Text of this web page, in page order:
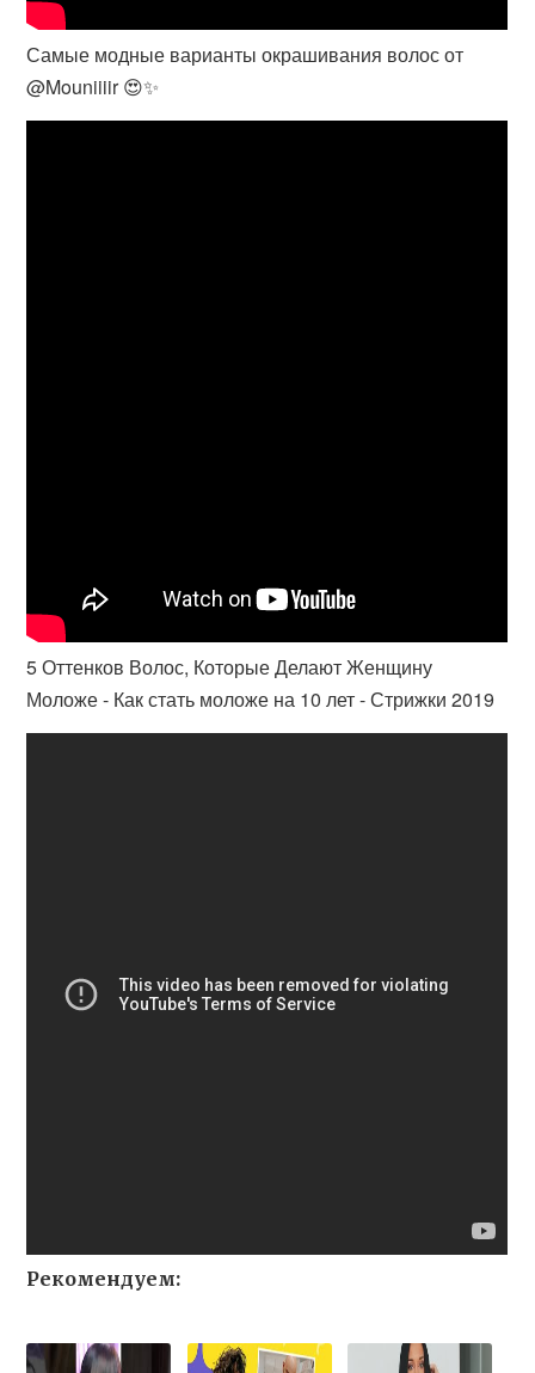
Самые модные варианты окрашивания волос от
@Mouniiiir 😍✨
5 Оттенков Волос, Которые Делают Женщину
Моложе - Как стать моложе на 10 лет - Стрижки 2019
Рекомендуем: